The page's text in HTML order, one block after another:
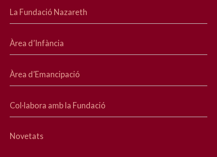
La Fundació Nazareth
Àrea d’Infància
Àrea d’Emancipació
Col·labora amb la Fundació
Novetats